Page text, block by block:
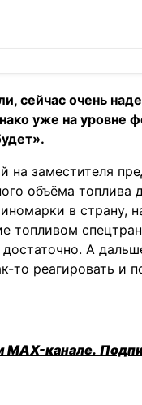
сейчас очень
уже на уровне
заместителя
объёма
в страну,
топливом
достаточно. А
то реагировать и
MAX-канале.